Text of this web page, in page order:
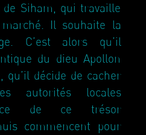
Siham, qui travaille
Il souhaite la
C’est alors qu’il
du dieu Apollon
qu’il décide de cacher
autorités locales
de ce trésor
commencent pour